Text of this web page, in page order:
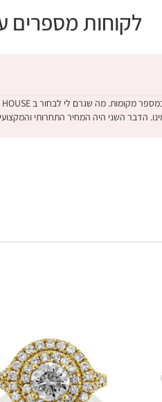
לקוחות מספרים
הדבר השני היה המחיר התחרותי